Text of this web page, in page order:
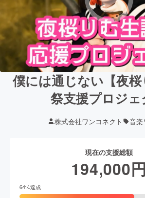
僕には通じない【夜
祭支援プロジェ
株式会社ワンコネクト 音楽
現在の支援総額
194,000円
64%達成